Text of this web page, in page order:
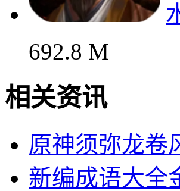
692.8 M
相关资讯
原神须弥龙卷
新编成语大全